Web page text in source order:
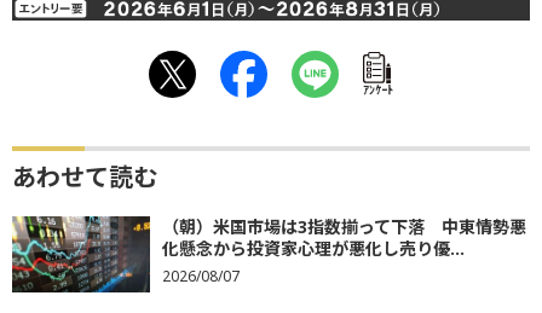
ｱﾝｹｰﾄ
あわせて読む
（朝）米国市場は3指数揃って下落 中東情勢悪
化懸念から投資家心理が悪化し売り優...
2026/08/07